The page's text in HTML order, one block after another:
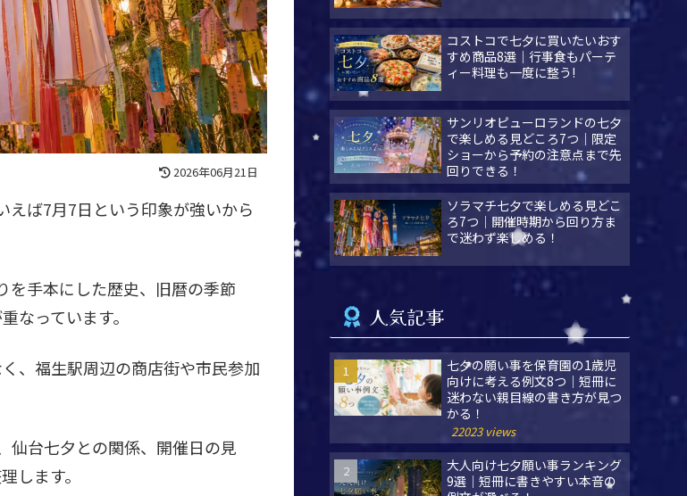
2026年06月21日
えば7月7日という印象が強いから
を手本にした歴史、旧暦の季節
なっています。
、福生駅周辺の商店街や市民参加
仙台七夕との関係、開催日の見
します。
コストコで七夕に買いたいおす
すめ商品8選｜行事食もパーテ
ィー料理も一度に整う!
サンリオピューロランドの七夕
で楽しめる見どころ7つ｜限定
ショーから予約の注意点まで先
回りできる！
ソラマチ七夕で楽しめる見どこ
ろ7つ｜開催時期から回り方ま
で迷わず楽しめる！
人気記事
七夕の願い事を保育園の1歳児
向けに考える例文8つ｜短冊に
迷わない親目線の書き方が見つ
かる！
22023 views
大人向け七夕願い事ランキング
9選｜短冊に書きやすい本音の